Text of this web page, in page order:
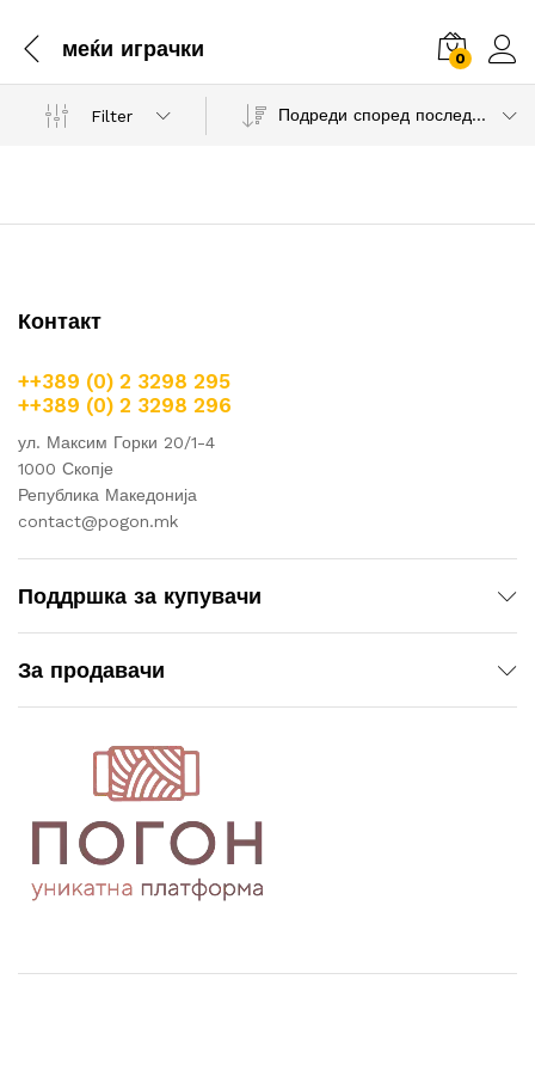
меќи играчки 0
Filter Подреди според последни продукти
Контакт
++389 (0) 2 3298 295
++389 (0) 2 3298 296
ул. Максим Горки 20/1-4
1000 Скопје
Република Македонија
contact@pogon.mk
Поддршка за купувачи
За продавачи